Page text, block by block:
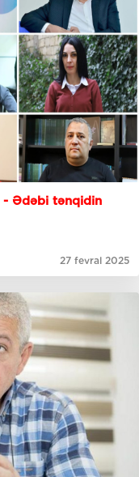
- Ədəbi tənqidin
27 fevral 2025